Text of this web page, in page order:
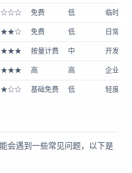
免费 低
临时使
免费 低
日常对
按量计费 中
开发集
高 高
企业应
基础免费 低 轻度使
会遇到一些常见问题，以下是